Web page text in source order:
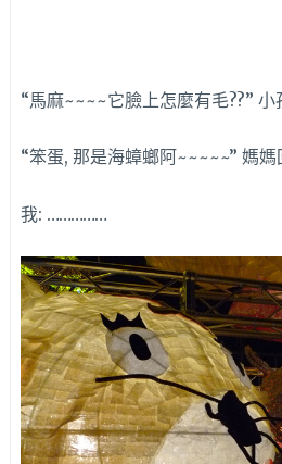
“馬麻~~~~它臉上怎麼有毛??” 小
“笨蛋, 那是海蟑螂阿~~~~~” 媽媽
我: ……………